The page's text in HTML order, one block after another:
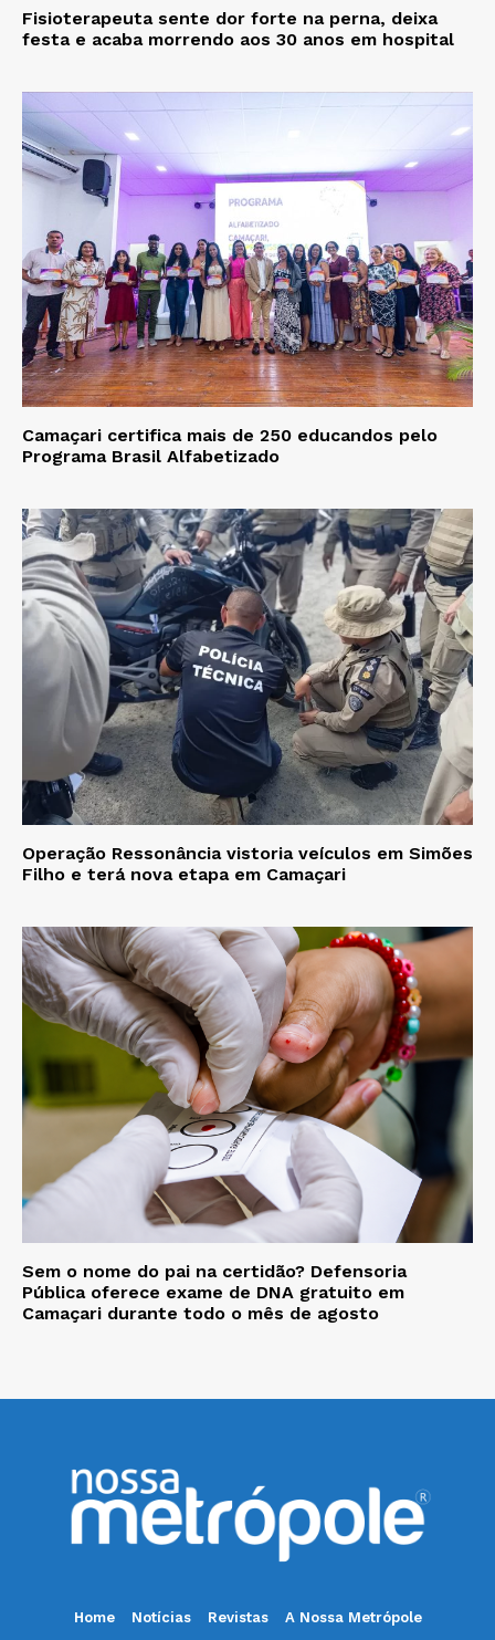
Fisioterapeuta sente dor forte na perna, deixa
festa e acaba morrendo aos 30 anos em hospital
Camaçari certifica mais de 250 educandos pelo
Programa Brasil Alfabetizado
Operação Ressonância vistoria veículos em Simões
Filho e terá nova etapa em Camaçari
Sem o nome do pai na certidão? Defensoria
Pública oferece exame de DNA gratuito em
Camaçari durante todo o mês de agosto
Home Notícias Revistas A Nossa Metrópole